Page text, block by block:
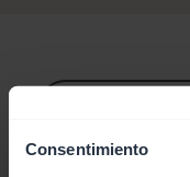
Consentimiento